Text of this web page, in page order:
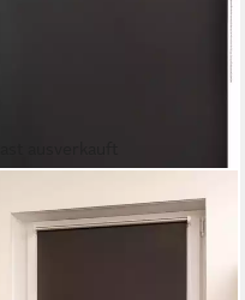
Seitenzugrollo Thermo